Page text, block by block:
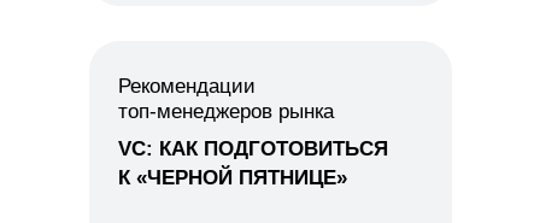
Рекомендации
топ-менеджеров рынка
VC: КАК ПОДГОТОВИТЬСЯ
К «ЧЕРНОЙ ПЯТНИЦЕ»